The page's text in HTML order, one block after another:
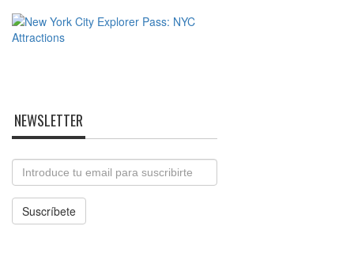
NEWSLETTER
Email
Suscríbete